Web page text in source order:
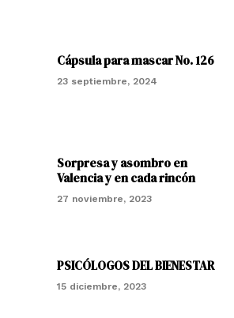
Cápsula para mascar No. 126
23 septiembre, 2024
Sorpresa y asombro en
Valencia y en cada rincón
27 noviembre, 2023
PSICÓLOGOS DEL BIENESTAR
15 diciembre, 2023